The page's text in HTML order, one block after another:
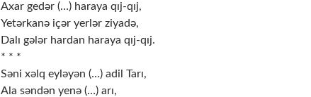
Axar gedər (…) haraya qıj-qıj,
Yetərkanə içər yerlər ziyadə,
Dalı gələr hardan haraya qıj-qıj.
* * *
Səni xəlq eyləyən (…) adil Tarı,
Ala səndən yenə (…) arı,